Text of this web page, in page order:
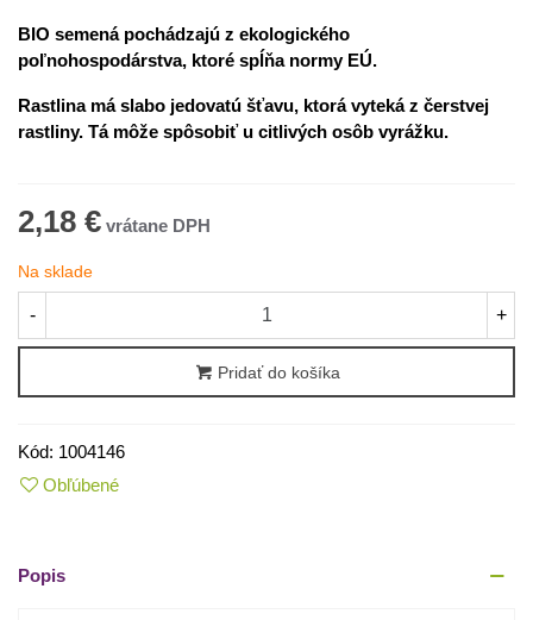
BIO semená pochádzajú z ekologického
poľnohospodárstva, ktoré spĺňa normy EÚ.
Rastlina má slabo jedovatú šťavu, ktorá vyteká z čerstvej
rastliny. Tá môže spôsobiť u citlivých osôb vyrážku.
2,18 €
Na sklade
- +
Pridať do košíka
Kód: 1004146
Obľúbené
Popis